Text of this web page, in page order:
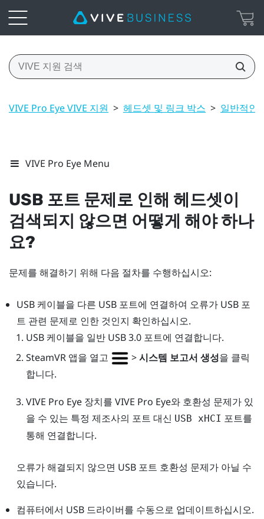
VIVE Pro Eye VIVE 지원 > 헤드셋 및 링크 박스 > 일반적인
VIVE Pro Eye Menu
USB 포트 문제로 인해 헤드셋이
검색되지 않으면 어떻게 해야 하나
요?
문제를 해결하기 위해 다음 절차를 수행하십시오:
USB 케이블을 다른 USB 포트에 연결하여 오류가 USB 포
트 관련 문제로 인한 것인지 확인하십시오.
USB 케이블을 일반 USB 3.0 포트에 연결합니다.
SteamVR앱을 열고 >시스템 보고서 생성을 클릭
합니다.
VIVE Pro Eye장치를 VIVE Pro Eye와 호환성 문제가 있
을 수 있는 특정 제조사의 포트 대신 USB xHCI 포트를
통해 연결합니다.
오류가 해결되지 않으면 USB 포트 호환성 문제가 아닐 수
있습니다.
컴퓨터에서 USB 드라이버를 수동으로 업데이트하십시오.